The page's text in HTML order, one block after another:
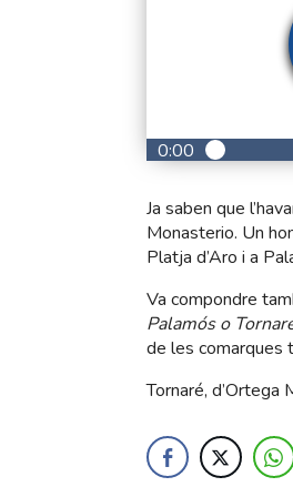
0:00
Ja saben que
Monasterio. Un
Platja d’Aro i a
Va compondre
Palamós o
de les comarques
Tornaré, d’Ortega